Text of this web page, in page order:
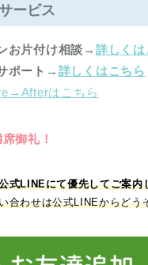
ービス
お片付け相談 → 詳しくは
ポート → 詳しくはこちら
はこちら
御礼！
式LINEにて優先してご案内
合わせは公式LINEからどう